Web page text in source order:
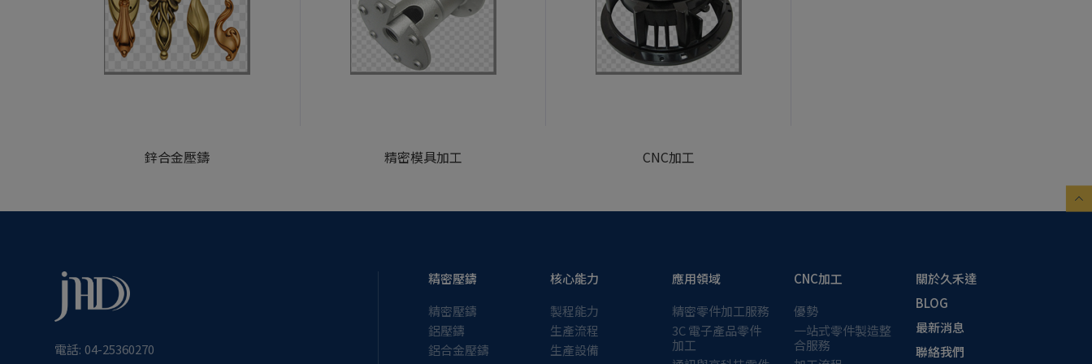
鋅合金壓鑄 精密模具加工 CNC加工
電話: 04-25360270
精密壓鑄
精密壓鑄
鋁壓鑄
鋁合金壓鑄
核心能力
製程能力
生產流程
生產設備
應用領域
精密零件加工服務
3C 電子產品零件
加工
CNC加工
優勢
一站式零件製造整
合服務
關於久禾達
BLOG
最新消息
聯絡我們